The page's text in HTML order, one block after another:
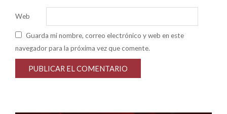
Web
Guarda mi nombre, correo electrónico y web en este
navegador para la próxima vez que comente.